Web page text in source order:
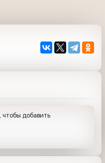
, чтобы добавить